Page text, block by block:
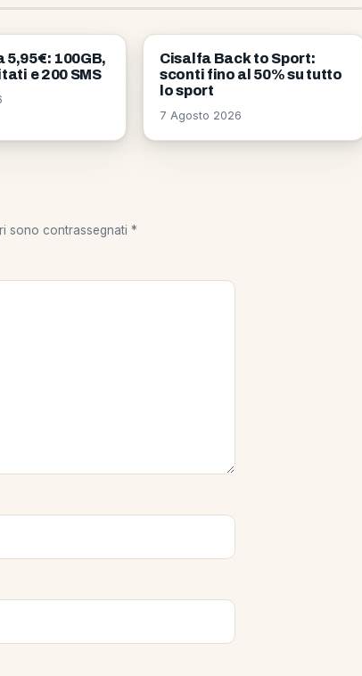
5,95€: 100GB,
e 200 SMS
OFFERTE
Cisalfa Back to Sport:
sconti fino al 50% su tutto
lo sport
7 Agosto 2026
sono contrassegnati *